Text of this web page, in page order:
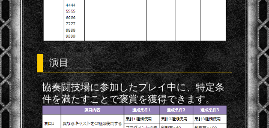
演目
協奏闘技場に参加したプレイ中に、特定条
件を満たすことで褒賞を獲得できます。